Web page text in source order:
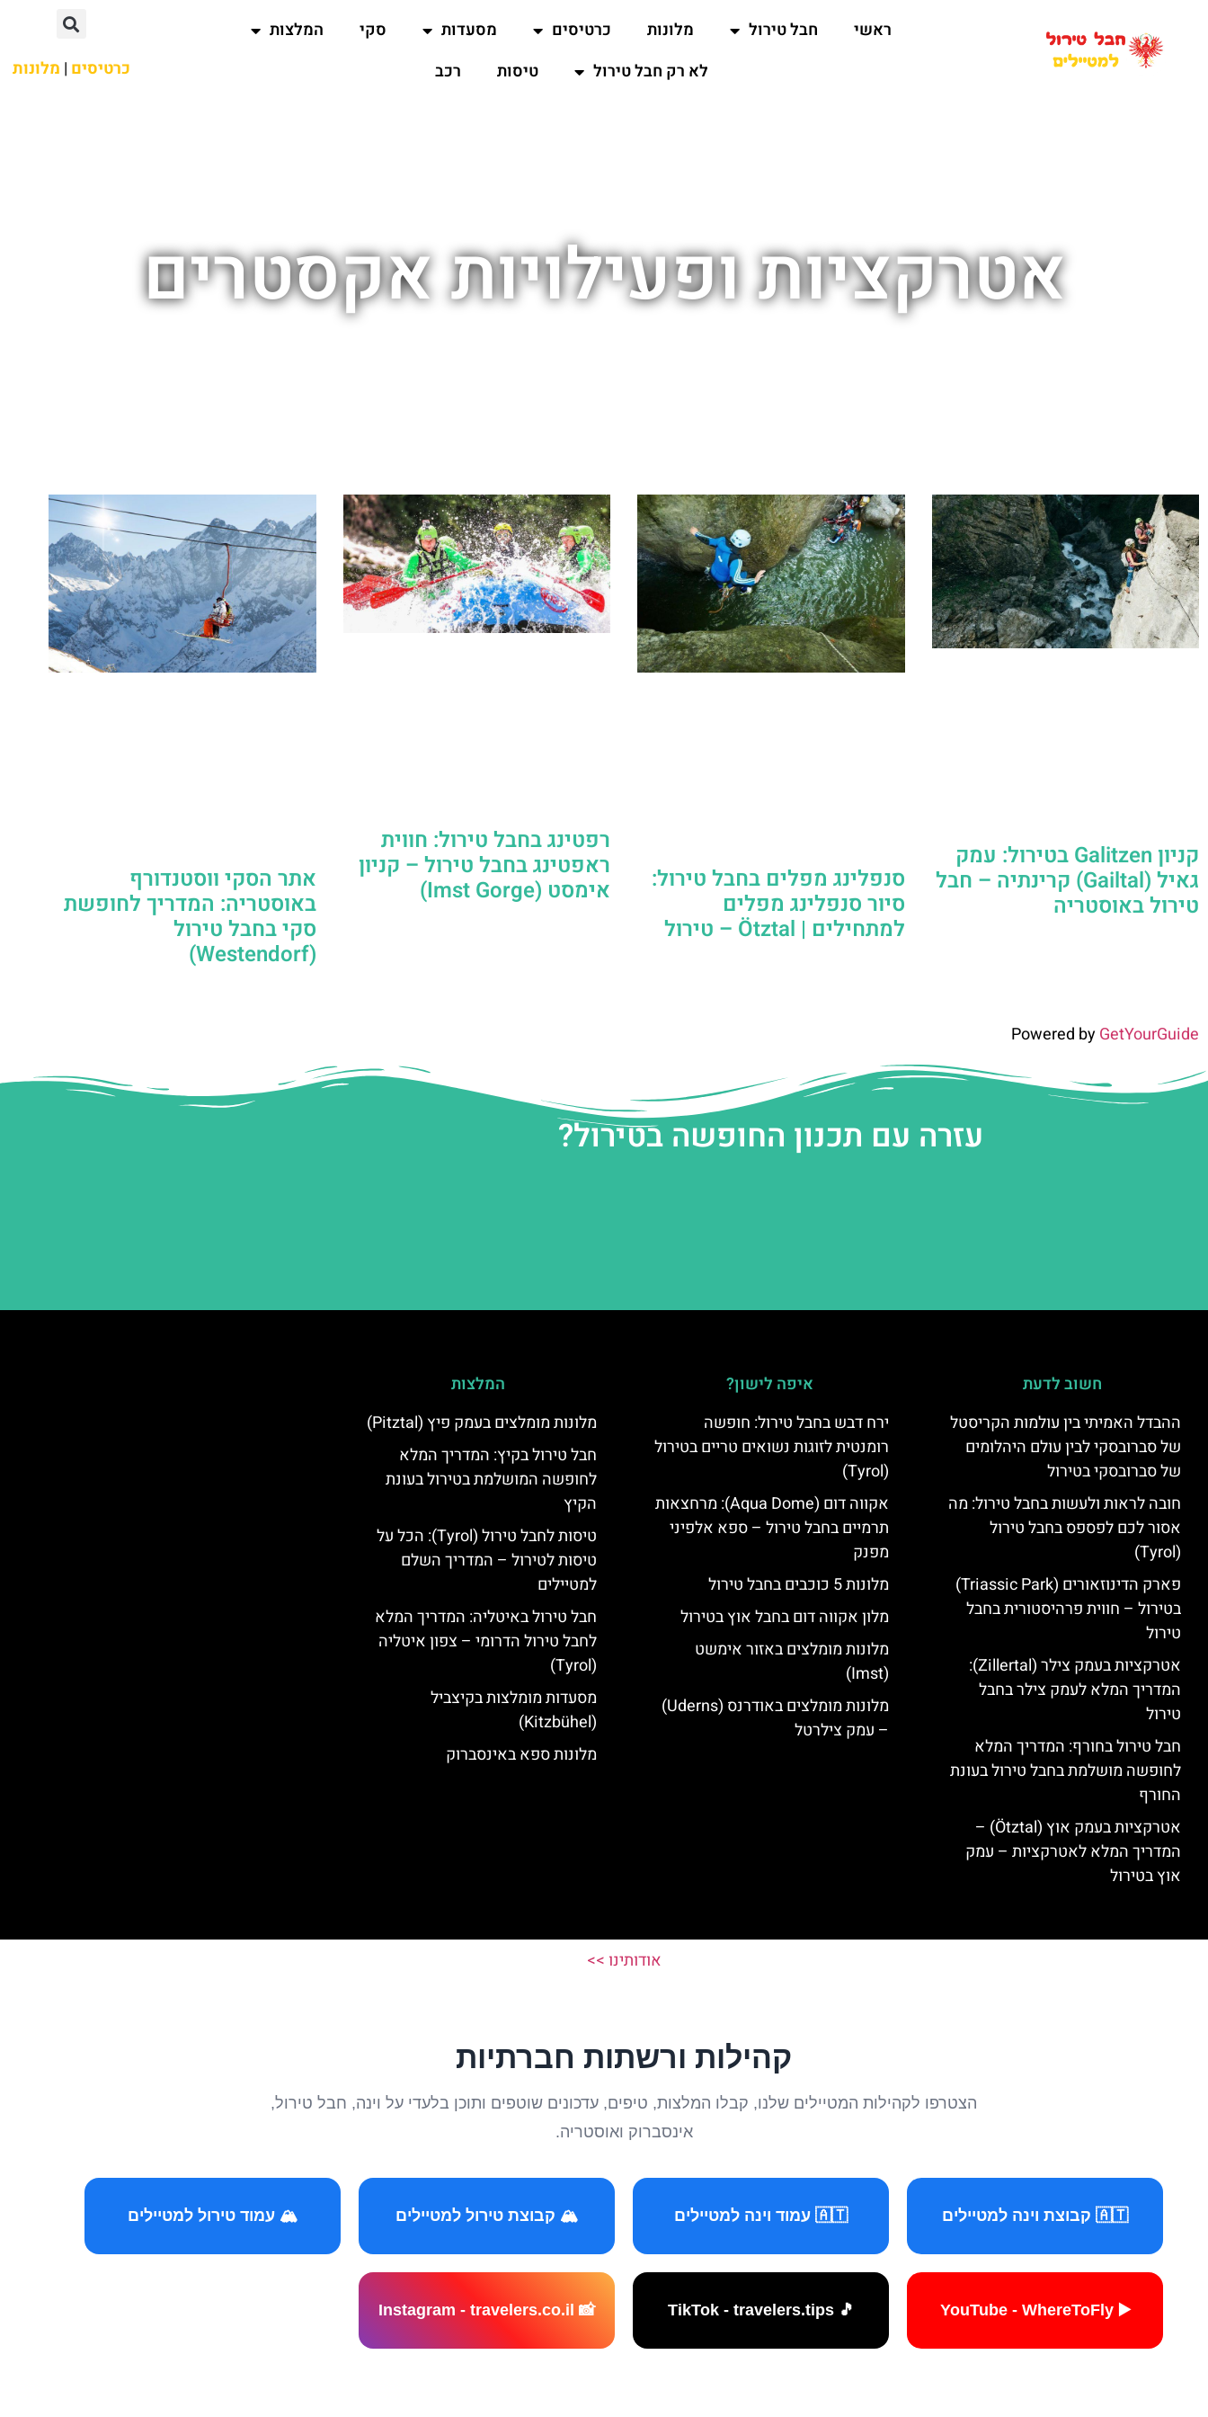
ראשי חבל טירול מלונות כרטיסים מסעדות סקי
המלצות
לא רק חבל טירול
טיסות רכב כרטיסים | מלונות
אטרקציות ופעילויות אקסטרים
קניון Galitzen בטירול: עמק
גאיל (Gailtal) קרינתיה – חבל
טירול באוסטריה
סנפלינג מפלים בחבל טירול:
סיור סנפלינג מפלים
למתחילים | Ötztal – טירול
רפטינג בחבל טירול: חווית
ראפטינג בחבל טירול – קניון
אימסט (Imst Gorge)
אתר הסקי ווסטנדורף
באוסטריה: המדריך לחופשת
סקי בחבל טירול
(Westendorf)
Powered byGetYourGuide
עזרה עם תכנון החופשה בטירול?
חשוב לדעת
ההבדל האמיתי בין עולמות הקריסטל
של סברובסקי לבין עולם היהלומים
של סברובסקי בטירול
חובה לראות ולעשות בחבל טירול: מה
אסור לכם לפספס בחבל טירול
(Tyrol)
פארק הדינוזאורים (Triassic Park)
בטירול – חווית פרהיסטורית בחבל
טירול
אטרקציות בעמק צילר (Zillertal):
המדריך המלא לעמק צילר בחבל
טירול
חבל טירול בחורף: המדריך המלא
לחופשה מושלמת בחבל טירול בעונת
החורף
אטרקציות בעמק אוץ (Ötztal) –
המדריך המלא לאטרקציות – עמק
אוץ בטירול
איפה לישון?
ירח דבש בחבל טירול: חופשה
רומנטית לזוגות נשואים טריים בטירול
(Tyrol)
אקווה דום (Aqua Dome): מרחצאות
תרמיים בחבל טירול – ספא אלפיני
מפנק
מלונות 5 כוכבים בחבל טירול
מלון אקווה דום בחבל אוץ בטירול
מלונות מומלצים באזור אימשט
(Imst)
מלונות מומלצים באודרנס (Uderns)
– עמק צילרטל
המלצות
מלונות מומלצים בעמק פיץ (Pitztal)
חבל טירול בקיץ: המדריך המלא
לחופשה המושלמת בטירול בעונת
הקיץ
טיסות לחבל טירול (Tyrol): הכל על
טיסות לטירול – המדריך השלם
למטיילים
חבל טירול באיטליה: המדריך המלא
לחבל טירול הדרומי – צפון איטליה
(Tyrol)
מסעדות מומלצות בקיצביל
(Kitzbühel)
מלונות ספא באינסברוק
אודותינו >>
קהילות ורשתות חברתיות
הצטרפו לקהילות המטיילים שלנו, קבלו המלצות, טיפים, עדכונים שוטפים ותוכן בלעדי על וינה, חבל טירול,
אינסברוק ואוסטריה.
🇦🇹 קבוצת וינה למטיילים 🇦🇹 עמוד וינה למטיילים 🏔️ קבוצת טירול למטיילים 🏔️ עמוד טירול למטיילים
▶️ YouTube - WhereToFly
🎵 TikTok - travelers.tips
📸 Instagram - travelers.co.il